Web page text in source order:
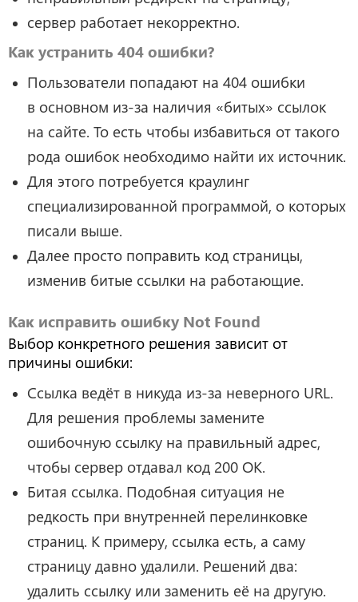
сервер работает некорректно.
Как устранить 404 ошибки?
Пользователи попадают на 404 ошибки
в основном из-за наличия «битых» ссылок
на сайте. То есть чтобы избавиться от такого
рода ошибок необходимо найти их источник.
Для этого потребуется краулинг
специализированной программой, о которых
писали выше.
Далее просто поправить код страницы,
изменив битые ссылки на работающие.
Как исправить ошибку Not Found
Выбор конкретного решения зависит от
причины ошибки:
Ссылка ведёт в никуда из-за неверного URL.
Для решения проблемы замените
ошибочную ссылку на правильный адрес,
чтобы сервер отдавал код 200 OK.
Битая ссылка. Подобная ситуация не
редкость при внутренней перелинковке
страниц. К примеру, ссылка есть, а саму
страницу давно удалили. Решений два:
удалить ссылку или заменить её на другую.